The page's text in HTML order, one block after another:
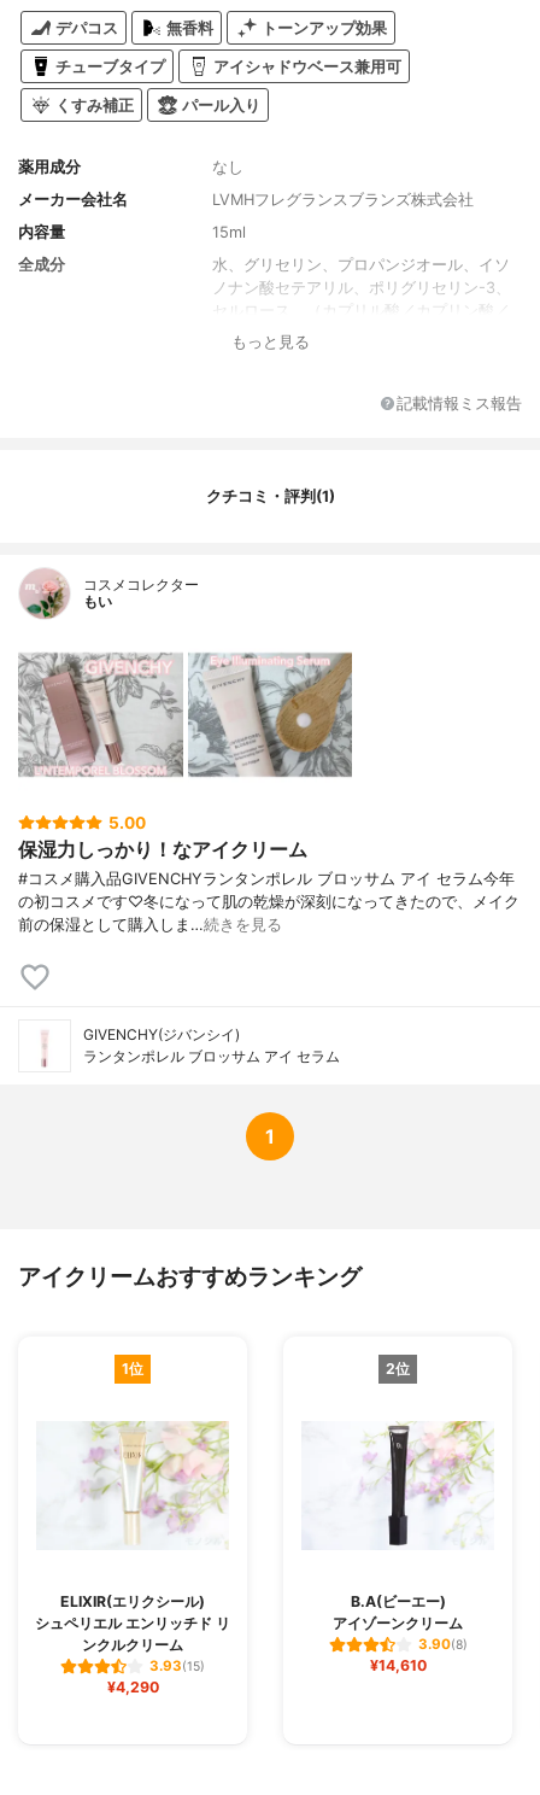
デパコス 無香料 トーンアップ効果
チューブタイプ アイシャドウベース兼用可
くすみ補正 パール入り
薬用成分
なし
メーカー会社名
LVMHフレグランスブランズ株式会社
内容量
15ml
全成分
水、グリセリン、プロパンジオール、イソ
ノナン酸セテアリル、ポリグリセリン-3、
セルロース、（カプリル酸／カプリン酸／
コハク酸）トリグリセリル、ネムノキ樹皮
リコール、ペンチレングリコール、クロロ
ギン、キサンタンガム、ゼニアオイエキ
リドガム-2、セルロースガム、ソルビン酸
カリウム、酸化チタン、安息香酸ナトリウ
ム、アシタバエキス、ツクシメナモミエキ
ス、クエン酸、CI77891（二酸化チタン）、
CI 75470（カルミン）
もっと見る
記載情報ミス報告
クチコミ・評判(1)
コスメコレクター
もい
5.00
保湿力しっかり！なアイクリーム
#コスメ購入品GIVENCHYランタンポレル ブロッサム アイ セラム今年
の初コスメです♡冬になって肌の乾燥が深刻になってきたので、メイク
前の保湿として購入しま…続きを見る
GIVENCHY(ジバンシイ)
ランタンポレル ブロッサム アイ セラム
1
アイクリームおすすめランキング
1位
ELIXIR(エリクシール)
シュペリエル エンリッチド リ
ンクルクリーム
3.93(15)
¥4,290
2位
B.A(ビーエー)
アイゾーンクリーム
3.90(8)
¥14,610